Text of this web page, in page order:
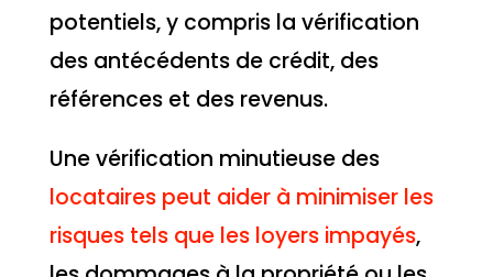
potentiels, y compris la vérification
des antécédents de crédit, des
références et des revenus.
Une vérification minutieuse des
locataires peut aider à minimiser les
risques tels que les loyers impayés,